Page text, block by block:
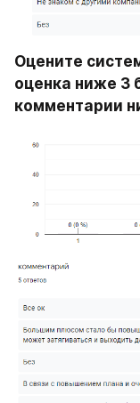
Оцените
оценка ниже 3
комментарии